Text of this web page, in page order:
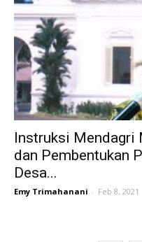
Instruksi Mendagri
dan Pembentukan
Desa...
Emy Trimahanani - Feb 8, 2021